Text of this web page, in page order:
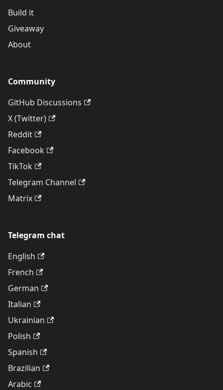
Build it
Giveaway
About
Community
GitHub Discussions
X (Twitter)
Reddit
Facebook
TikTok
Telegram Channel
Matrix
Telegram chat
English
French
German
Italian
Ukrainian
Polish
Spanish
Brazilian
Arabic